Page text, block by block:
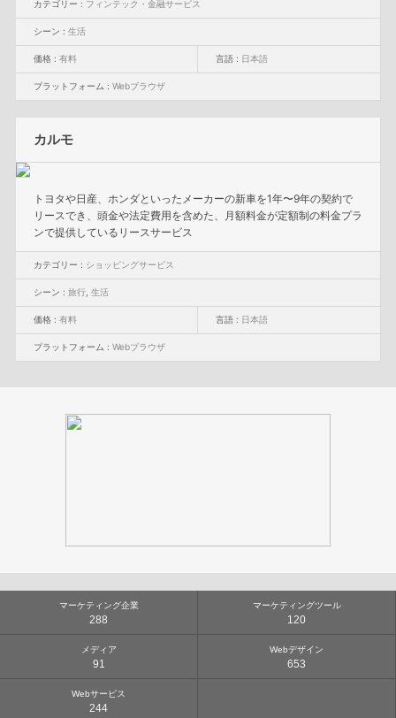
カテゴリー : フィンテック・金融サービス
シーン : 生活
価格 : 有料 言語 : 日本語
プラットフォーム : Webブラウザ
カルモ
トヨタや日産、ホンダといったメーカーの新車を1年〜9年の契約で
リースでき、頭金や法定費用を含めた、月額料金が定額制の料金プラ
ンで提供しているリースサービス
カテゴリー : ショッピングサービス
シーン : 旅行, 生活
価格 : 有料 言語 : 日本語
プラットフォーム : Webブラウザ
マーケティング企業
288
マーケティングツール
120
メディア
91
Webデザイン
653
Webサービス
244